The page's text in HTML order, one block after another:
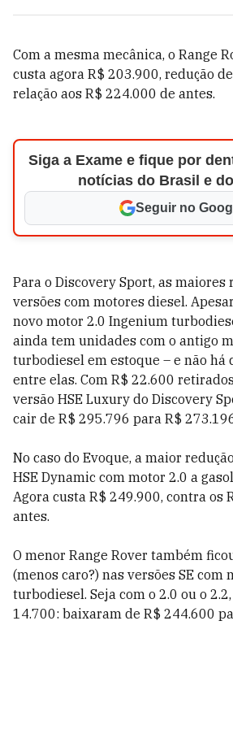
Com a mesma mecânica, o Range
custa agora R$ 203.900, redução
relação aos R$ 224.000 de antes.
Siga a Exame e fique por
notícias do Brasil e
Seguir no
Para o Discovery Sport, as maiores
versões com motores diesel.
novo motor 2.0 Ingenium
ainda tem unidades com o antigo
turbodiesel em estoque – e não há
entre elas. Com R$ 22.600
versão HSE Luxury do Discovery
cair de R$ 295.796 para R$
No caso do Evoque, a maior
HSE Dynamic com motor 2.0 a
Agora custa R$ 249.900, contra os
antes.
O menor Range Rover também
(menos caro?) nas versões SE com
turbodiesel. Seja com o 2.0 ou o
14.700: baixaram de R$ 244.600